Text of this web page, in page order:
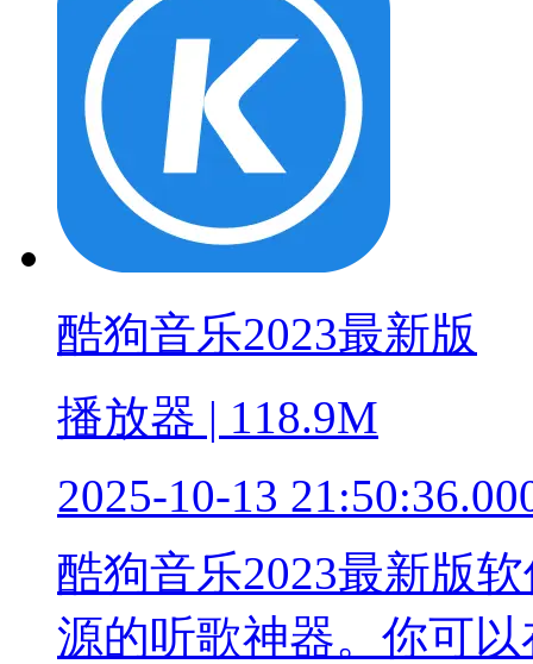
酷狗音乐2023最新版
播放器 | 118.9M
2025-10-13
酷狗音乐2023最新版
源的听歌神器。你可